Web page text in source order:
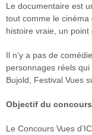
Le documentaire est
tout comme le cinéma
histoire vraie, un point
Il n’y a pas de
personnages réels
Bujold, Festival Vues
Objectif du
Le Concours Vues
cinémascope
– Entretien
avec Michel
FAB
Télé-
x Vues